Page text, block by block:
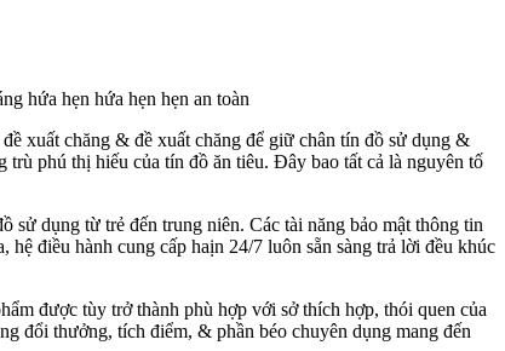
xuất chăng & đề xuất chăng để giữ chân tín đồ sử dụng &
phú thị hiếu của tín đồ ăn tiêu. Đây bao tất cả là nguyên tố
sử dụng từ trẻ đến trung niên. Các tài năng bảo mật thông tin
điều hành cung cấp haịn 24/7 luôn sẵn sàng trả lời đều khúc
được tùy trở thành phù hợp với sở thích hợp, thói quen của
đổi thưởng, tích điểm, & phần béo chuyên dụng mang đến